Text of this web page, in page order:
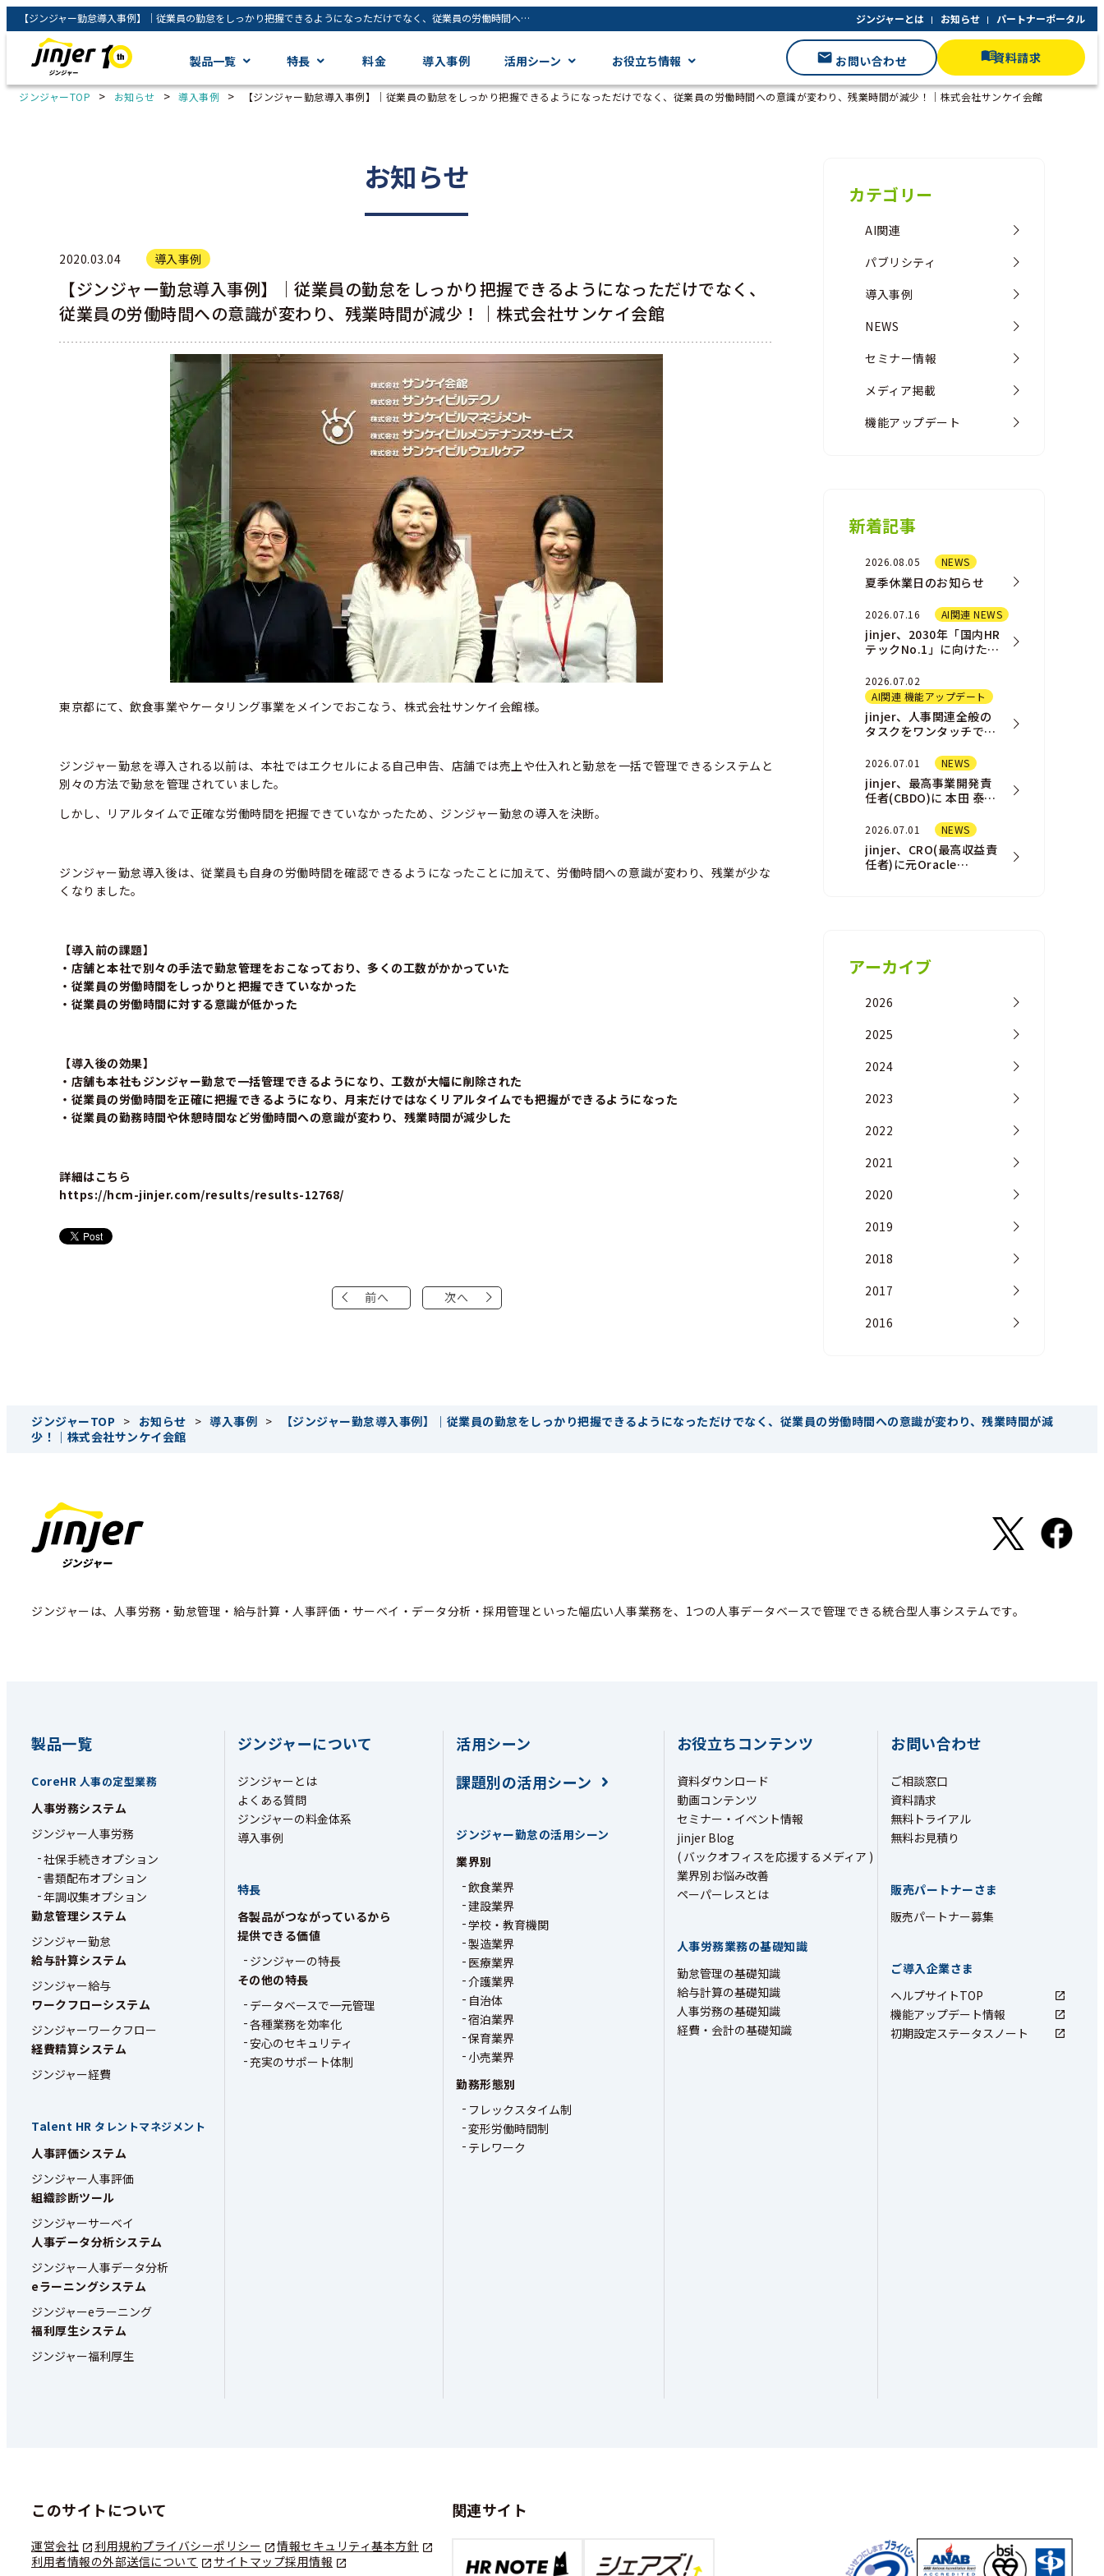
【ジンジャー勤怠導入事例】｜従業員の勤怠をしっかり把握できるようになっただけでなく、従業員の労働時間への意識が変わり、残業時間が減少！｜株式会社サンケイ会館 - ジンジャー（jinjer）｜統合型人事システム ジンジャーとは お知らせ パートナーポータル
製品一覧 特長 料金 導入事例 活用シーン お役立ち情報 お問い合わせ 資料請求
ジンジャーTOP > お知らせ > 導入事例 > 【ジンジャー勤怠導入事例】｜従業員の勤怠をしっかり把握できるようになっただけでなく、従業員の労働時間への意識が変わり、残業時間が減少！｜株式会社サンケイ会館
お知らせ
2020.03.04 導入事例
【ジンジャー勤怠導入事例】｜従業員の勤怠をしっかり把握できるようになっただけでなく、
従業員の労働時間への意識が変わり、残業時間が減少！｜株式会社サンケイ会館
東京都にて、飲食事業やケータリング事業をメインでおこなう、株式会社サンケイ会館様。
ジンジャー勤怠を導入される以前は、本社ではエクセルによる自己申告、店舗では売上や仕入れと勤怠を一括で管理できるシステムと
別々の方法で勤怠を管理されていました。
しかし、リアルタイムで正確な労働時間を把握できていなかったため、ジンジャー勤怠の導入を決断。
ジンジャー勤怠導入後は、従業員も自身の労働時間を確認できるようになったことに加えて、労働時間への意識が変わり、残業が少な
くなりました。
【導入前の課題】
・店舗と本社で別々の手法で勤怠管理をおこなっており、多くの工数がかかっていた
・従業員の労働時間をしっかりと把握できていなかった
・従業員の労働時間に対する意識が低かった
【導入後の効果】
・店舗も本社もジンジャー勤怠で一括管理できるようになり、工数が大幅に削除された
・従業員の労働時間を正確に把握できるようになり、月末だけではなくリアルタイムでも把握ができるようになった
・従業員の勤務時間や休憩時間など労働時間への意識が変わり、残業時間が減少した
詳細はこちら
https://hcm-jinjer.com/results/results-12768/
前へ 次へ
カテゴリー
AI関連
パブリシティ
導入事例
NEWS
セミナー情報
メディア掲載
機能アップデート
新着記事
2026.08.05 NEWS
夏季休業日のお知らせ
2026.07.16 AI関連 NEWS
jinjer、2030年「国内HR
テックNo.1」に向けた新
組織戦略を発表
2026.07.02
AI関連 機能アップデート
jinjer、人事関連全般の
タスクをワンタッチで完
Assistant（AIアシスタ
ント）」機能を一部ユ
ー…
2026.07.01 NEWS
jinjer、最高事業開発責
任者(CBDO)に 本田 泰佑
2026.07.01 NEWS
jinjer、CRO(最高収益責
任者)に元Oracle
アーカイブ
2026
2025
2024
2023
2022
2021
2020
2019
2018
2017
2016
ジンジャーTOP > お知らせ > 導入事例 >
【ジンジャー勤怠導入事例】｜従業員の勤怠をしっかり把握できるようになっただけでなく、従業員の労働時間への意識が変わり、残業時間が減
少！｜株式会社サンケイ会館
ジンジャーは、人事労務・勤怠管理・給与計算・人事評価・サーベイ・データ分析・採用管理といった幅広い人事業務を、1つの人事データベースで管理できる統合型人事システムです。
製品一覧
CoreHR 人事の定型業務
人事労務システム
ジンジャー人事労務
社保手続きオプション
書類配布オプション
年調収集オプション
勤怠管理システム
ジンジャー勤怠
給与計算システム
ジンジャー給与
ワークフローシステム
ジンジャーワークフロー
経費精算システム
ジンジャー経費
Talent HR タレントマネジメント
人事評価システム
ジンジャー人事評価
組織診断ツール
ジンジャーサーベイ
人事データ分析システム
ジンジャー人事データ分析
eラーニングシステム
ジンジャーeラーニング
福利厚生システム
ジンジャー福利厚生
ジンジャーについて
ジンジャーとは
よくある質問
ジンジャーの料金体系
導入事例
特長
各製品がつながっているから
提供できる価値
ジンジャーの特長
その他の特長
データベースで一元管理
各種業務を効率化
安心のセキュリティ
充実のサポート体制
活用シーン
課題別の活用シーン
ジンジャー勤怠の活用シーン
業界別
飲食業界
建設業界
学校・教育機関
製造業界
医療業界
介護業界
自治体
宿泊業界
保育業界
小売業界
勤務形態別
フレックスタイム制
変形労働時間制
テレワーク
お役立ちコンテンツ
資料ダウンロード
動画コンテンツ
セミナー・イベント情報
jinjer Blog
( バックオフィスを応援するメディア )
業界別お悩み改善
ペーパーレスとは
人事労務業務の基礎知識
勤怠管理の基礎知識
給与計算の基礎知識
人事労務の基礎知識
経費・会計の基礎知識
お問い合わせ
ご相談窓口
資料請求
無料トライアル
無料お見積り
販売パートナーさま
販売パートナー募集
ご導入企業さま
ヘルプサイトTOP
機能アップデート情報
初期設定ステータスノート
このサイトについて
運営会社 利用規約プライバシーポリシー
情報セキュリティ基本方針
利用者情報の外部送信について
サイトマップ採用情報
関連サイト